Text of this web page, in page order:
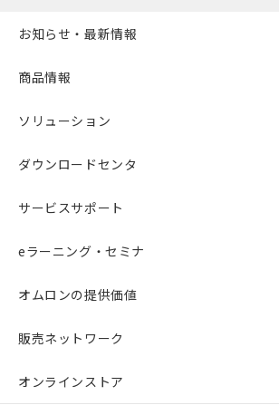
お知らせ・最新情報
商品情報
ソリューション
ダウンロードセンタ
サービスサポート
eラーニング・セミナ
オムロンの提供価値
販売ネットワーク
オンラインストア